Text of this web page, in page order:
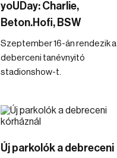
yoUDay: Charlie,
Beton.Hofi, BSW
Szeptember 16-án rendezik a
deberceni tanévnyitó
stadionshow-t.
Új parkolók a debreceni